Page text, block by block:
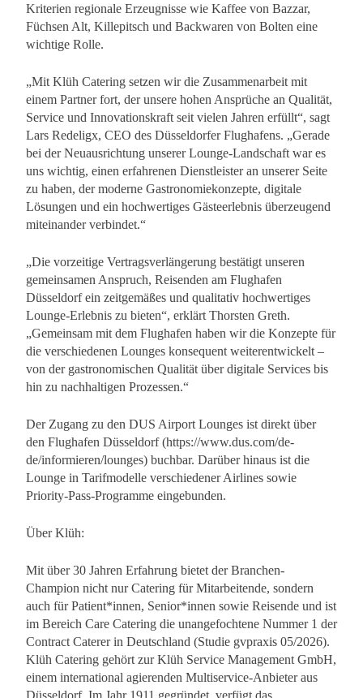
Kriterien regionale Erzeugnisse wie Kaffee von Bazzar,
Füchsen Alt, Killepitsch und Backwaren von Bolten eine
wichtige Rolle.
„Mit Klüh Catering setzen wir die Zusammenarbeit mit
einem Partner fort, der unsere hohen Ansprüche an Qualität,
Service und Innovationskraft seit vielen Jahren erfüllt“, sagt
Lars Redeligx, CEO des Düsseldorfer Flughafens. „Gerade
bei der Neuausrichtung unserer Lounge-Landschaft war es
uns wichtig, einen erfahrenen Dienstleister an unserer Seite
zu haben, der moderne Gastronomiekonzepte, digitale
Lösungen und ein hochwertiges Gästeerlebnis überzeugend
miteinander verbindet.“
„Die vorzeitige Vertragsverlängerung bestätigt unseren
gemeinsamen Anspruch, Reisenden am Flughafen
Düsseldorf ein zeitgemäßes und qualitativ hochwertiges
Lounge-Erlebnis zu bieten“, erklärt Thorsten Greth.
„Gemeinsam mit dem Flughafen haben wir die Konzepte für
die verschiedenen Lounges konsequent weiterentwickelt –
von der gastronomischen Qualität über digitale Services bis
hin zu nachhaltigen Prozessen.“
Der Zugang zu den DUS Airport Lounges ist direkt über
den Flughafen Düsseldorf (https://www.dus.com/de-
de/informieren/lounges) buchbar. Darüber hinaus ist die
Lounge in Tarifmodelle verschiedener Airlines sowie
Priority-Pass-Programme eingebunden.
Über Klüh:
Mit über 30 Jahren Erfahrung bietet der Branchen-
Champion nicht nur Catering für Mitarbeitende, sondern
auch für Patient*innen, Senior*innen sowie Reisende und ist
im Bereich Care Catering die unangefochtene Nummer 1 der
Contract Caterer in Deutschland (Studie gvpraxis 05/2026).
Klüh Catering gehört zur Klüh Service Management GmbH,
einem international agierenden Multiservice-Anbieter aus
Düsseldorf. Im Jahr 1911 gegründet, verfügt das